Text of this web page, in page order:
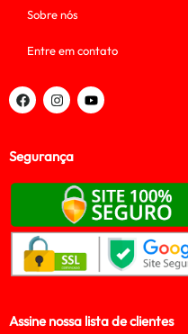
Sobre nós
Entre em contato
Segurança
Assine nossa lista de clientes